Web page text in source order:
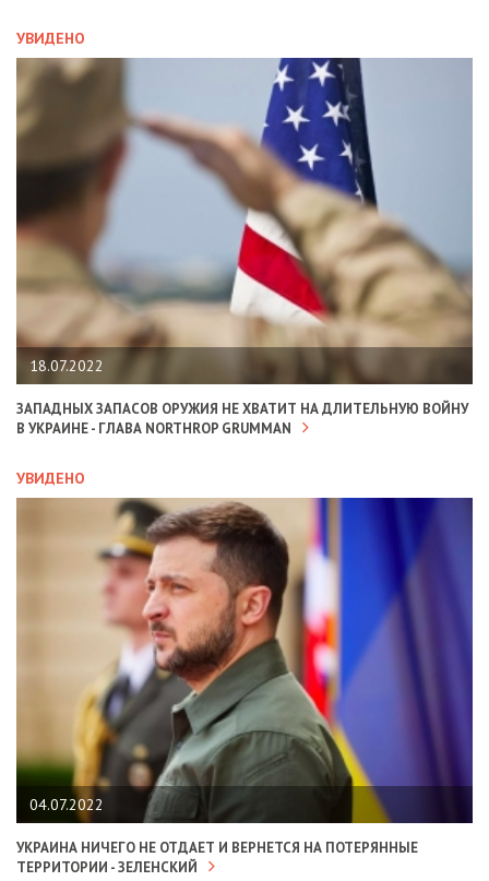
УВИДЕНО
18.07.2022
ЗАПАДНЫХ ЗАПАСОВ ОРУЖИЯ НЕ ХВАТИТ НА ДЛИТЕЛЬНУЮ ВОЙНУ
В УКРАИНЕ - ГЛАВА NORTHROP GRUMMAN
УВИДЕНО
04.07.2022
УКРАИНА НИЧЕГО НЕ ОТДАЕТ И ВЕРНЕТСЯ НА ПОТЕРЯННЫЕ
ТЕРРИТОРИИ - ЗЕЛЕНСКИЙ